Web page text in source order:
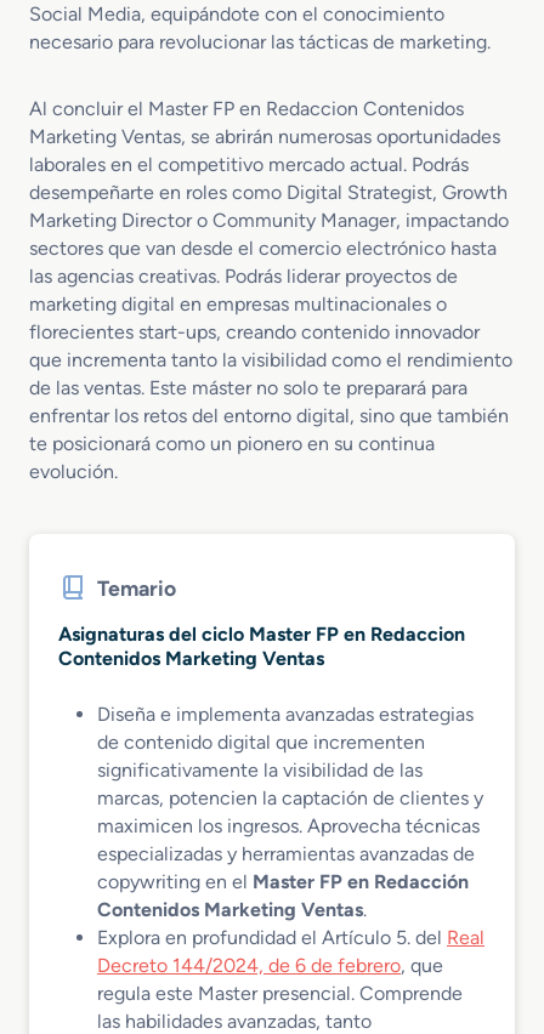
Social Media, equipándote con el conocimiento
necesario para revolucionar las tácticas de marketing.
Al concluir el Master FP en Redaccion Contenidos
Marketing Ventas, se abrirán numerosas oportunidades
laborales en el competitivo mercado actual. Podrás
desempeñarte en roles como Digital Strategist, Growth
Marketing Director o Community Manager, impactando
sectores que van desde el comercio electrónico hasta
las agencias creativas. Podrás liderar proyectos de
marketing digital en empresas multinacionales o
florecientes start-ups, creando contenido innovador
que incrementa tanto la visibilidad como el rendimiento
de las ventas. Este máster no solo te preparará para
enfrentar los retos del entorno digital, sino que también
te posicionará como un pionero en su continua
evolución.
Temario
Asignaturas del ciclo Master FP en Redaccion
Contenidos Marketing Ventas
Diseña e implementa avanzadas estrategias
de contenido digital que incrementen
significativamente la visibilidad de las
marcas, potencien la captación de clientes y
maximicen los ingresos. Aprovecha técnicas
especializadas y herramientas avanzadas de
copywriting en el Master FP en Redacción
Contenidos Marketing Ventas.
Explora en profundidad el Artículo 5. del Real
Decreto 144/2024, de 6 de febrero, que
regula este Master presencial. Comprende
las habilidades avanzadas, tanto